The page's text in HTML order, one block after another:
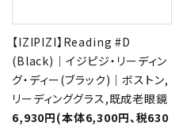
【IZIPIZI】Reading #D
(Black)｜イジピジ・リーディン
グ・ディー(ブラック)｜ボストン,
リーディンググラス,既成老眼鏡
6,930円(本体6,300円、税630